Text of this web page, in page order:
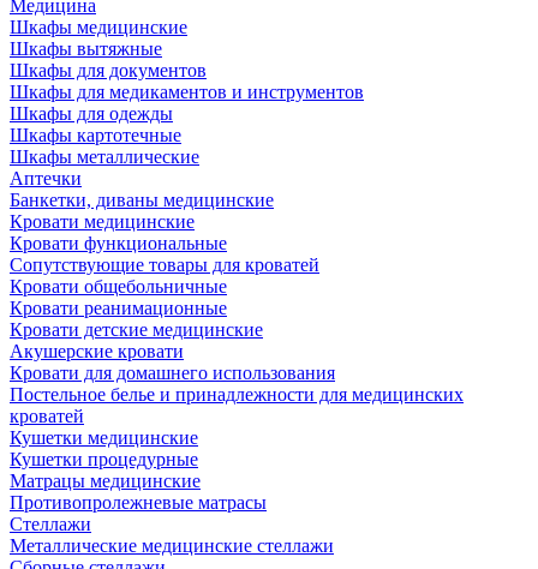
Медицина
Шкафы медицинские
Шкафы вытяжные
Шкафы для документов
Шкафы для медикаментов и инструментов
Шкафы для одежды
Шкафы картотечные
Шкафы металлические
Аптечки
Банкетки, диваны медицинские
Кровати медицинские
Кровати функциональные
Сопутствующие товары для кроватей
Кровати общебольничные
Кровати реанимационные
Кровати детские медицинские
Акушерские кровати
Кровати для домашнего использования
Постельное белье и принадлежности для медицинских
кроватей
Кушетки медицинские
Кушетки процедурные
Матрацы медицинские
Противопролежневые матрасы
Стеллажи
Металлические медицинские стеллажи